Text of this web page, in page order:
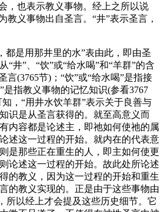
，也表示教义事物。经上之所以说
教义事物出自圣言。“井”表示圣言，
都是用那井里的水”表由此，即由圣
“井”、“饮”或“给水喝”和“羊群”的含
言(3765节)；“饮”或“给水喝”是指接
是指教义事物的记忆知识(参看3767
，“用井水饮羊群”表示关于良善与
识是从圣言获得的。就至高意义而
内容都是论述主，即祂如何使祂的属
述这一过程的开始。就内在的代表意
是那些正在重生的人，即主如何使更
论述这一过程的开始。故此处所论述
的教义，因为这一过程的开始和重生
的教义实现的。正是由于这些事物由
所以经上才会提及这些历史细节。它